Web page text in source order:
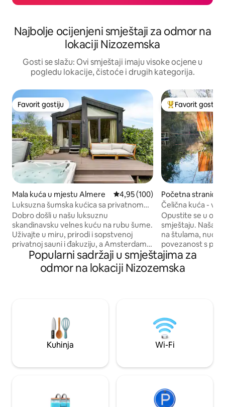
Najbolje ocijenjeni smještaji za odmor na
lokaciji Nizozemska
Gosti se slažu: Ovi smještaji imaju visoke ocjene u
pogledu lokacije, čistoće i drugih kategorija.
Favorit gostiju
Favorit gostiju
Mala kuća u mjestu Almere prosječna ocjena 4,95 od 5,
4,95 (100)
Luksuzna šumska kućica sa privatnom
đakuzijem, saunom i klima-uređajem
Dobro došli u našu luksuznu
skandinavsku velnes kuću na rubu šume.
Uživajte u miru, prirodi i sopstvenoj
privatnoj sauni i đakuziju, a Amsterdam,
Utreht i 't Gooi su u blizini za jednodnevni
izlet. Ovdje se možete potpuno opustiti
ili odmoriti nakon dana punog zabavnih
Utreht su udaljeni 30 minuta • Gooimeer
je udaljen 15 minuta • Zandvoort i plaža
udaljeni 60 minuta • Prelepe staze za
pešačenje i vožnju biciklom
Glavni favorit
Favorit gostiju
Početna stranica
rgentheim
Čelična kuća -
jezera
Opustite se u
smještaju. Naša
na štulama, nudi
povezanost s
sauni i uživajte u
najvišoj tački
sjedenje sa
sunčanje,
otvorenom,
zadivljujućim
vlasnike pasa:
Popularni sadržaji u smještajima za
odmor na lokaciji Nizozemska
Kuhinja Wi-Fi